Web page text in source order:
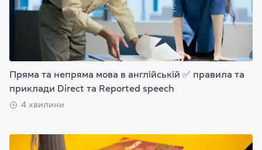
Пряма та непряма мова в англійській ✅ правила та
приклади Direct та Reported speech
4 хвилини